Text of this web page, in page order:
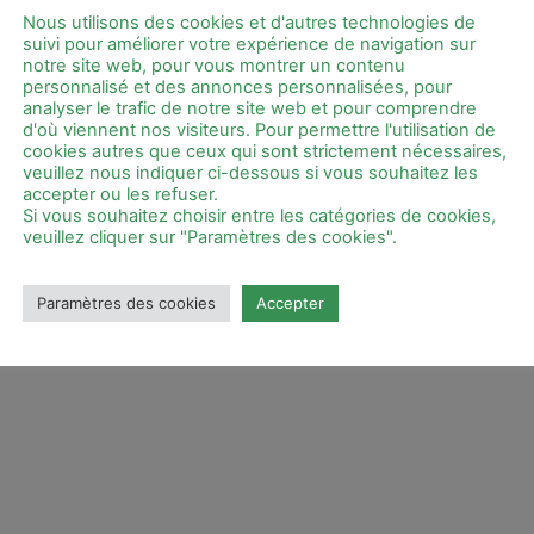
Votre espace Zoom sur …
© 2026AIDE@VENIR - Spécialiste du maintien à domicile
Nous utilisons des cookies et d'autres technologies de
suivi pour améliorer votre expérience de navigation sur
notre site web, pour vous montrer un contenu
personnalisé et des annonces personnalisées, pour
analyser le trafic de notre site web et pour comprendre
d'où viennent nos visiteurs. Pour permettre l'utilisation de
cookies autres que ceux qui sont strictement nécessaires,
veuillez nous indiquer ci-dessous si vous souhaitez les
accepter ou les refuser.
Si vous souhaitez choisir entre les catégories de cookies,
veuillez cliquer sur "Paramètres des cookies".
Paramètres des cookies Accepter